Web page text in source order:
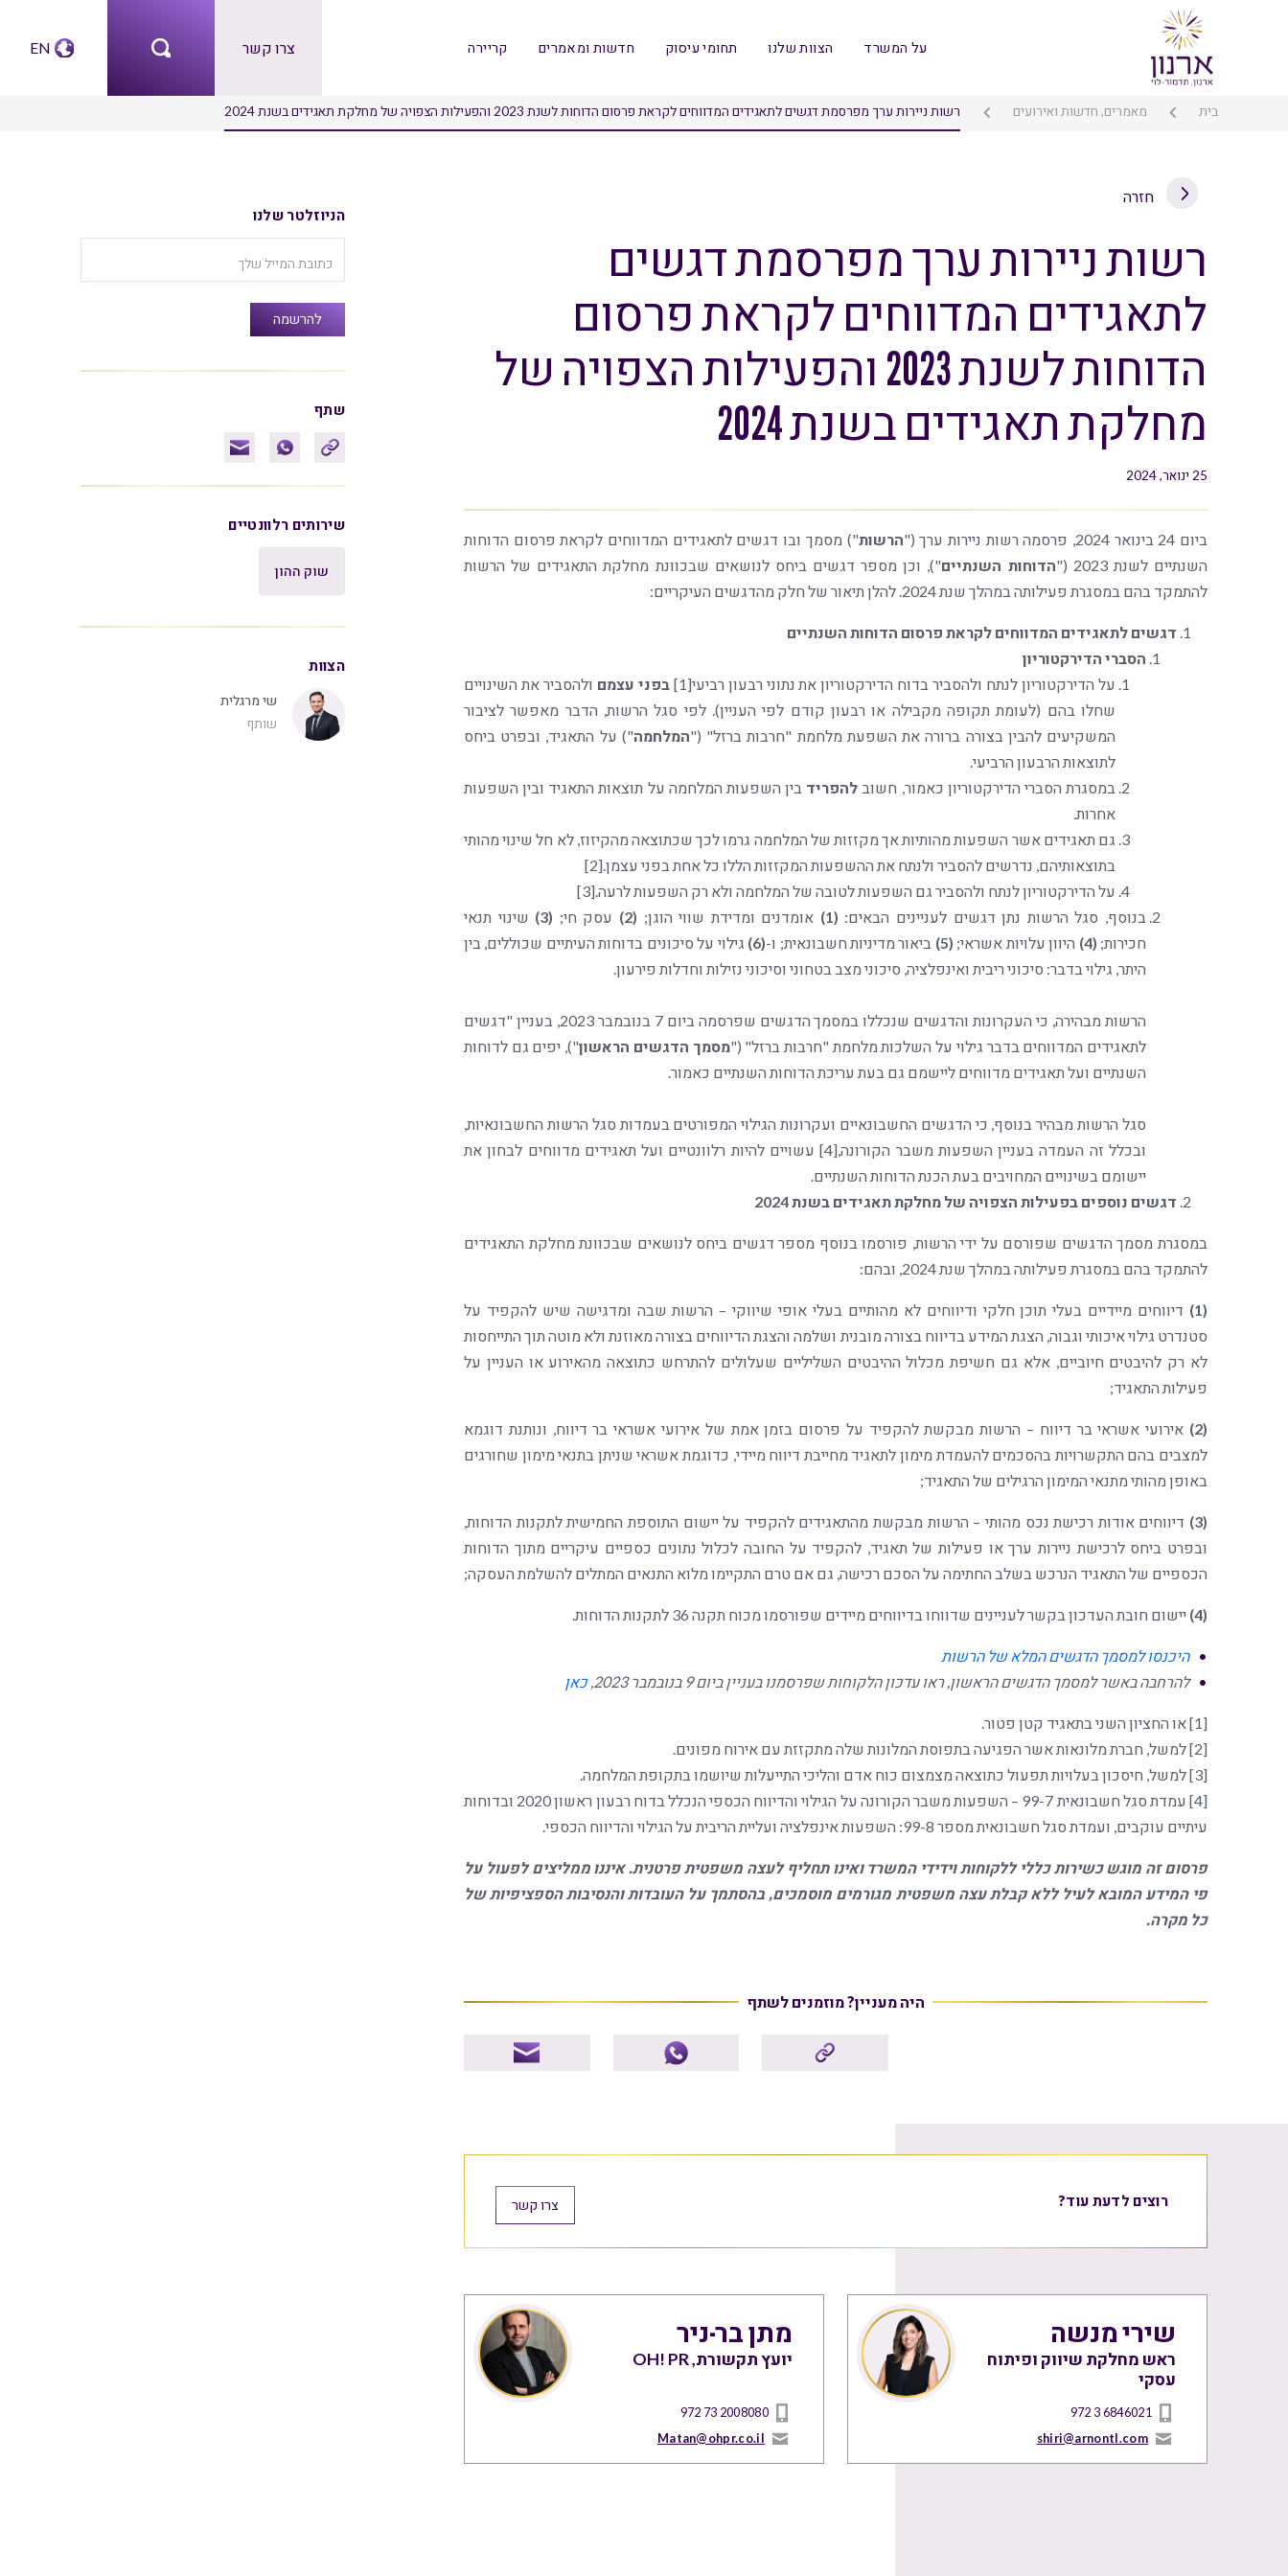
על המשרד הצוות שלנו תחומי עיסוק חדשות ומאמרים קריירה צרו קשר EN
בית מאמרים, חדשות ואירועים רשות ניירות ערך מפרסמת דגשים לתאגידים המדווחים לקראת פרסום הדוחות לשנת 2023 והפעילות הצפויה של מחלקת תאגידים בשנת 2024
חזרה
רשות ניירות ערך מפרסמת דגשים
לתאגידים המדווחים לקראת פרסום
הדוחות לשנת 2023 והפעילות הצפויה של
מחלקת תאגידים בשנת 2024
25 ינואר, 2024
ביום 24 בינואר 2024, פרסמה רשות ניירות ערך (" הרשות") מסמך ובו דגשים לתאגידים המדווחים לקראת פרסום הדוחות
השנתיים לשנת 2023 ("
הדוחות השנתיים"), וכן מספר דגשים ביחס לנושאים שבכוונת מחלקת התאגידים של הרשות
להתמקד בהם במסגרת פעילותה במהלך שנת 2024. להלן תיאור של חלק מהדגשים העיקריים:
דגשים לתאגידים המדווחים לקראת פרסום הדוחות השנתיים
הסברי הדירקטוריון
על הדירקטוריון לנתח ולהסביר בדוח הדירקטוריון את נתוני רבעון רביעי[1]
בפני עצמם ולהסביר את השינויים
שחלו בהם (לעומת תקופה מקבילה או רבעון קודם לפי העניין). לפי סגל הרשות, הדבר מאפשר לציבור
המשקיעים להבין בצורה ברורה את השפעת מלחמת "חרבות ברזל" ("המלחמה") על התאגיד, ובפרט ביחס
לתוצאות הרבעון הרביעי.
במסגרת הסברי הדירקטוריון כאמור, חשוב להפריד בין השפעות המלחמה על תוצאות התאגיד ובין השפעות
אחרות.
גם תאגידים אשר השפעות מהותיות אך מקזזות של המלחמה גרמו לכך שכתוצאה מהקיזוז, לא חל שינוי מהותי
בתוצאותיהם, נדרשים להסביר ולנתח את ההשפעות המקזזות הללו כל אחת בפני עצמן.[2]
על הדירקטוריון לנתח ולהסביר גם השפעות לטובה של המלחמה ולא רק השפעות לרעה.[3]
בנוסף, סגל הרשות נתן דגשים לעניינים הבאים: (1) אומדנים ומדידת שווי הוגן; (2) עסק חי; (3)
שינוי תנאי
חכירות; (4) היוון עלויות אשראי; (5) ביאור מדיניות חשבונאית; ו-(6)
גילוי על סיכונים בדוחות העיתיים שכוללים, בין
היתר, גילוי בדבר: סיכוני ריבית ואינפלציה, סיכוני מצב בטחוני וסיכוני נזילות וחדלות פירעון.
הרשות מבהירה, כי העקרונות והדגשים שנכללו במסמך הדגשים שפרסמה ביום 7 בנובמבר 2023, בעניין "דגשים
לתאגידים המדווחים בדבר גילוי על השלכות מלחמת "חרבות ברזל" ("מסמך הדגשים הראשון"), יפים גם לדוחות
השנתיים ועל תאגידים מדווחים ליישמם גם בעת עריכת הדוחות השנתיים כאמור.
סגל הרשות מבהיר בנוסף, כי הדגשים החשבונאיים ועקרונות הגילוי המפורטים בעמדות סגל הרשות החשבונאיות,
ובכלל זה העמדה בעניין השפעות משבר הקורונה,[4] עשויים להיות רלוונטיים ועל תאגידים מדווחים לבחון את
יישומם בשינויים המחויבים בעת הכנת הדוחות השנתיים.
דגשים נוספים בפעילות הצפויה של מחלקת תאגידים בשנת 2024
במסגרת מסמך הדגשים שפורסם על ידי הרשות, פורסמו בנוסף מספר דגשים ביחס לנושאים שבכוונת מחלקת התאגידים
להתמקד בהם במסגרת פעילותה במהלך שנת 2024, ובהם:
(1)
דיווחים מיידיים בעלי תוכן חלקי ודיווחים לא מהותיים בעלי אופי שיווקי – הרשות שבה ומדגישה שיש להקפיד על
סטנדרט גילוי איכותי וגבוה, הצגת המידע בדיווח בצורה מובנית ושלמה והצגת הדיווחים בצורה מאוזנת ולא מוטה תוך התייחסות
לא רק להיבטים חיוביים, אלא גם חשיפת מכלול ההיבטים השליליים שעלולים להתרחש כתוצאה מהאירוע או העניין על
פעילות התאגיד;
(2)
אירועי אשראי בר דיווח – הרשות מבקשת להקפיד על פרסום בזמן אמת של אירועי אשראי בר דיווח, ונותנת דוגמא
למצבים בהם התקשרויות בהסכמים להעמדת מימון לתאגיד מחייבת דיווח מיידי, כדוגמת אשראי שניתן בתנאי מימון שחורגים
באופן מהותי מתנאי המימון הרגילים של התאגיד;
(3)
דיווחים אודות רכישת נכס מהותי – הרשות מבקשת מהתאגידים להקפיד על יישום התוספת החמישית לתקנות הדוחות,
ובפרט ביחס לרכישת ניירות ערך או פעילות של תאגיד, להקפיד על החובה לכלול נתונים כספיים עיקריים מתוך הדוחות
הכספיים של התאגיד הנרכש בשלב החתימה על הסכם רכישה, גם אם טרם התקיימו מלוא התנאים המתלים להשלמת העסקה;
(4) יישום חובת העדכון בקשר לעניינים שדווחו בדיווחים מיידים שפורסמו מכוח תקנה 36 לתקנות הדוחות.
היכנסו למסמך הדגשים המלא של הרשות
להרחבה באשר למסמך הדגשים הראשון, ראו עדכון הלקוחות שפרסמנו בעניין ביום 9 בנובמבר 2023,
כאן
[1] או החציון השני בתאגיד קטן פטור.
[2] למשל, חברת מלונאות אשר הפגיעה בתפוסת המלונות שלה מתקזזת עם אירוח מפונים.
[3] למשל, חיסכון בעלויות תפעול כתוצאה מצמצום כוח אדם והליכי התייעלות שיושמו בתקופת המלחמה.
[4] עמדת סגל חשבונאית 99-7 – השפעות משבר הקורונה על הגילוי והדיווח הכספי הנכלל בדוח רבעון ראשון 2020 ובדוחות
עיתיים עוקבים, ועמדת סגל חשבונאית מספר 99-8: השפעות אינפלציה ועליית הריבית על הגילוי והדיווח הכספי.
פרסום זה מוגש כשירות כללי ללקוחות וידידי המשרד ואינו תחליף לעצה משפטית פרטנית. איננו ממליצים לפעול על
פי המידע המובא לעיל ללא קבלת עצה משפטית מגורמים מוסמכים, בהסתמך על העובדות והנסיבות הספציפיות של
כל מקרה.
היה מעניין? מוזמנים לשתף
רוצים לדעת עוד? צרו קשר
שירי מנשה
ראש מחלקת שיווק ופיתוח
עסקי
972 3 6846021
shiri@arnontl.com
מתן בר-ניר
יועץ תקשורת, OH! PR
972 73 2008080
Matan@ohpr.co.il
הניוזלטר שלנו
שתף
שירותים רלוונטיים
שוק ההון
הצוות
שי מרגלית
שותף